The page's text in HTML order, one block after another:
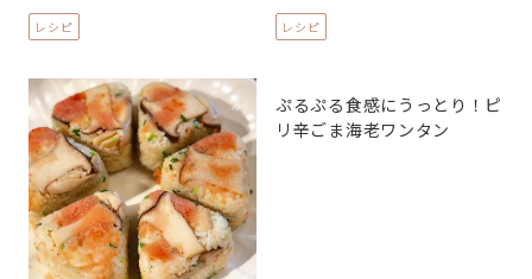
レシピ レシピ
ぷるぷる食感にうっとり！ピ
リ辛ごま海老ワンタン